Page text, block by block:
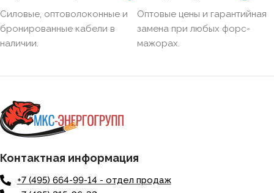
Силовые, оптоволоконные и
бронированные кабели в
наличии.
Оптовые цены и гарантийная
замена при любых форс-
мажорах.
Контактная информация
+7 (495) 664-99-14 - отдел продаж